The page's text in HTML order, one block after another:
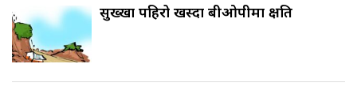
सुख्खा पहिरो खस्दा बीओपीमा क्षति